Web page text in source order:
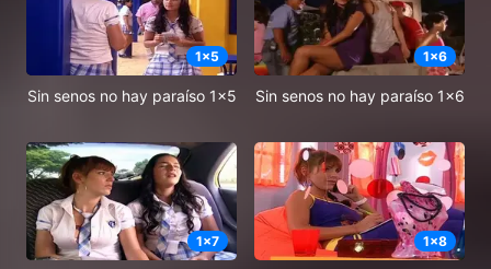
1x5
Sin senos no hay paraíso 1x5
1x6
Sin senos no hay paraíso 1x6
1x7 1x8